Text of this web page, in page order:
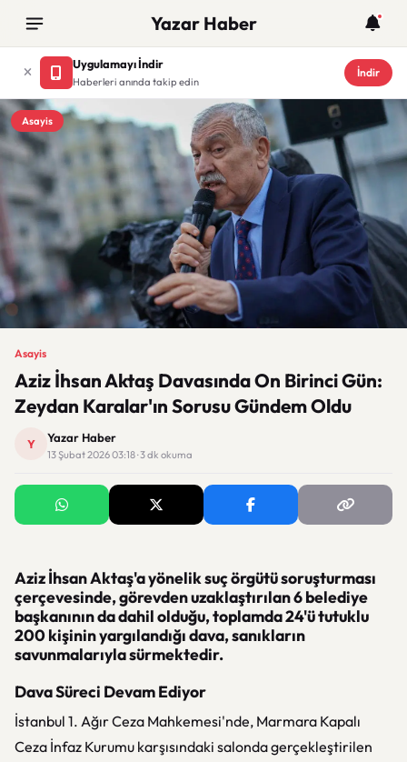
Yazar Haber
Uygulamayı İndir
Haberleri anında takip edin
İndir
Asayis
Asayis
Aziz İhsan Aktaş Davasında On Birinci Gün:
Zeydan Karalar'ın Sorusu Gündem Oldu
Y Yazar Haber
13 Şubat 2026 03:18 · 3 dk okuma
Aziz İhsan Aktaş'a yönelik suç örgütü soruşturması
çerçevesinde, görevden uzaklaştırılan 6 belediye
başkanının da dahil olduğu, toplamda 24'ü tutuklu
200 kişinin yargılandığı dava, sanıkların
savunmalarıyla sürmektedir.
Dava Süreci Devam Ediyor
İstanbul 1. Ağır Ceza Mahkemesi'nde, Marmara Kapalı
Ceza İnfaz Kurumu karşısındaki salonda gerçekleştirilen